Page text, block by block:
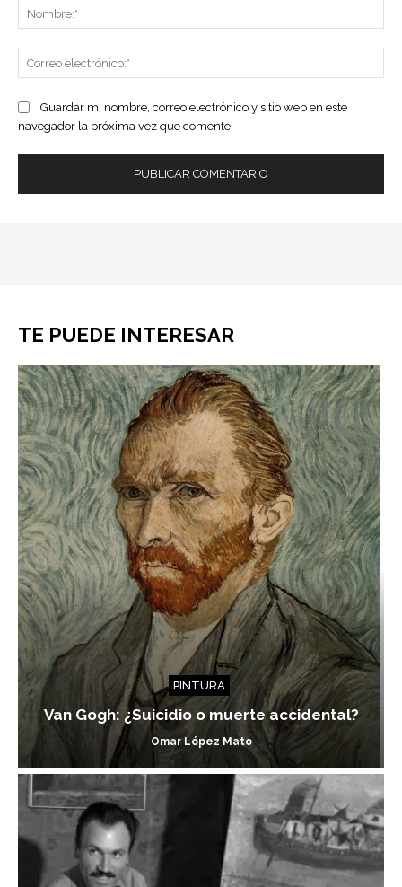
Guardar mi nombre, correo electrónico y sitio web en este
navegador la próxima vez que comente.
TE PUEDE INTERESAR
PINTURA
Van Gogh: ¿Suicidio o muerte accidental?
Omar López Mato